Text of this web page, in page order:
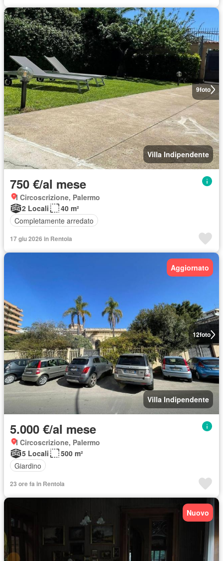
9foto
Villa Indipendente
750 €/al mese
I Circoscrizione, Palermo
2 Locali
40 m²
Completamente arredato
17 giu 2026 in Rentola
12foto
Aggiornato
Villa Indipendente
5.000 €/al mese
I Circoscrizione, Palermo
5 Locali
500 m²
Giardino
23 ore fa in Rentola
Nuovo